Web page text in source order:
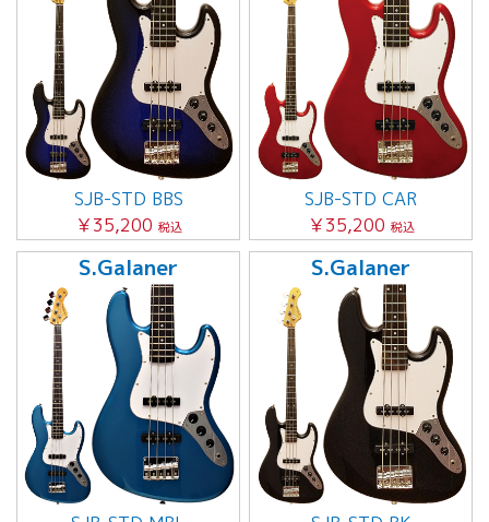
SJB-STD BBS
￥35,200 税込
SJB-STD CAR
￥35,200 税込
S.Galaner S.Galaner